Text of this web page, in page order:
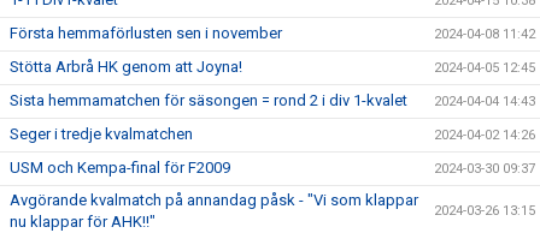
Första hemmaförlusten sen i november 2024-04-08 11:42
Stötta Arbrå HK genom att Joyna! 2024-04-05 12:45
Sista hemmamatchen för säsongen = rond 2 i div 1-kvalet 2024-04-04 14:43
Seger i tredje kvalmatchen 2024-04-02 14:26
USM och Kempa-final för F2009 2024-03-30 09:37
Avgörande kvalmatch på annandag påsk - "Vi som klappar
nu klappar för AHK!!"
2024-03-26 13:15